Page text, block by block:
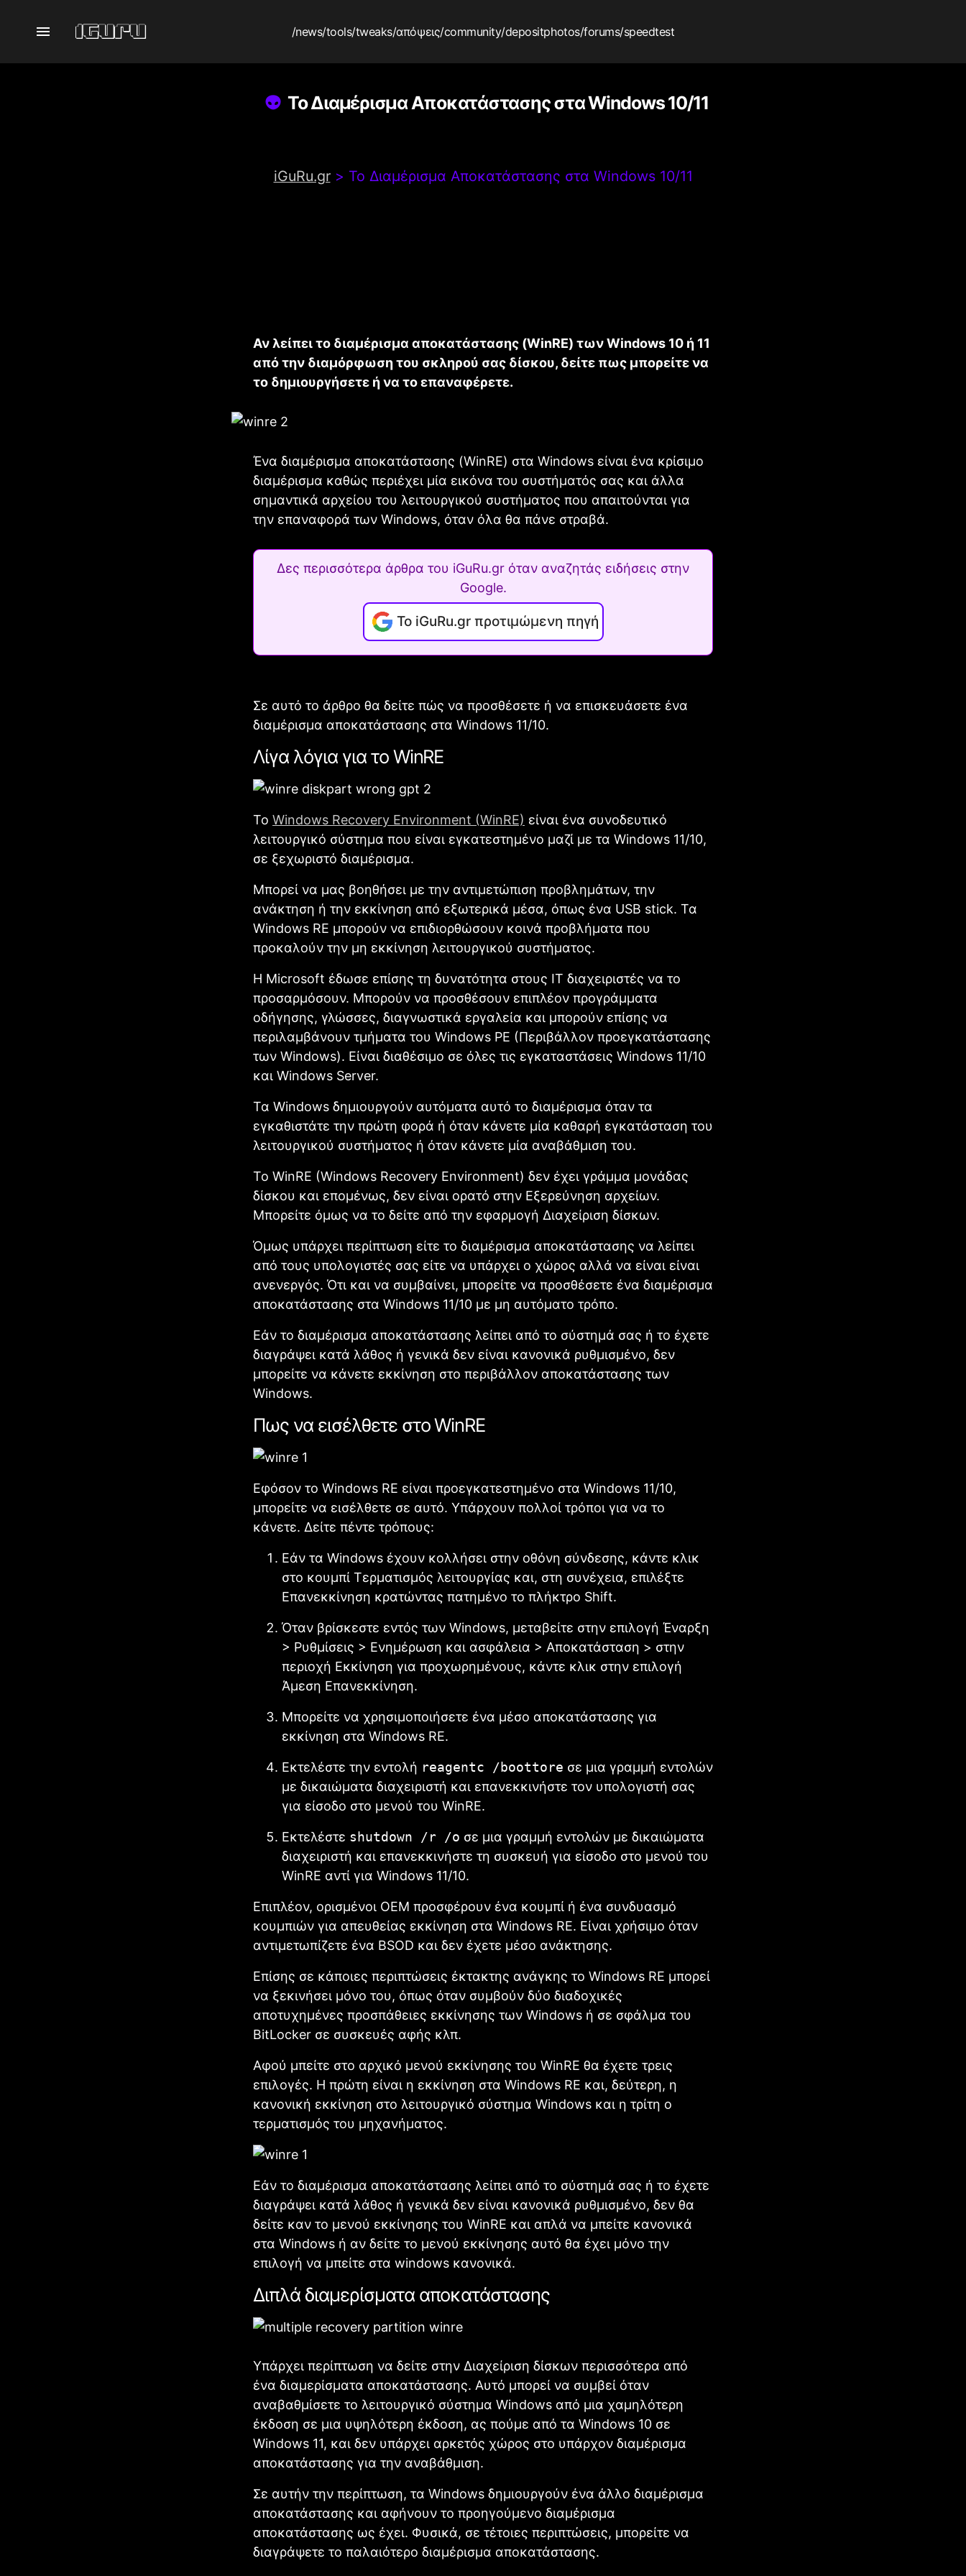
/news/tools/tweaks/απόψεις/community/depositphotos/forums/speedtest
Το Διαμέρισμα Αποκατάστασης στα Windows 10/11
iGuRu.gr> Το Διαμέρισμα Αποκατάστασης στα Windows 10/11
Αν λείπει το διαμέρισμα αποκατάστασης (WinRE) των Windows 10 ή 11
από την διαμόρφωση του σκληρού σας δίσκου, δείτε πως μπορείτε να
το δημιουργήσετε ή να το επαναφέρετε.
Ένα διαμέρισμα αποκατάστασης (WinRE) στα Windows είναι ένα κρίσιμο
διαμέρισμα καθώς περιέχει μία εικόνα του συστήματός σας και άλλα
σημαντικά αρχείου του λειτουργικού συστήματος που απαιτούνται για
την επαναφορά των Windows, όταν όλα θα πάνε στραβά.
Δες περισσότερα άρθρα του iGuRu.gr όταν αναζητάς ειδήσεις στην
Google.
Το iGuRu.gr προτιμώμενη πηγή
Σε αυτό το άρθρο θα δείτε πώς να προσθέσετε ή να επισκευάσετε ένα
διαμέρισμα αποκατάστασης στα Windows 11/10.
Λίγα λόγια για το WinRE
Το Windows Recovery Environment (WinRE) είναι ένα συνοδευτικό
λειτουργικό σύστημα που είναι εγκατεστημένο μαζί με τα Windows 11/10,
σε ξεχωριστό διαμέρισμα.
Μπορεί να μας βοηθήσει με την αντιμετώπιση προβλημάτων, την
ανάκτηση ή την εκκίνηση από εξωτερικά μέσα, όπως ένα USB stick. Τα
Windows RE μπορούν να επιδιορθώσουν κοινά προβλήματα που
προκαλούν την μη εκκίνηση λειτουργικού συστήματος.
Η Microsoft έδωσε επίσης τη δυνατότητα στους IT διαχειριστές να το
προσαρμόσουν. Μπορούν να προσθέσουν επιπλέον προγράμματα
οδήγησης, γλώσσες, διαγνωστικά εργαλεία και μπορούν επίσης να
περιλαμβάνουν τμήματα του Windows PE (Περιβάλλον προεγκατάστασης
των Windows). Είναι διαθέσιμο σε όλες τις εγκαταστάσεις Windows 11/10
και Windows Server.
Τα Windows δημιουργούν αυτόματα αυτό το διαμέρισμα όταν τα
εγκαθιστάτε την πρώτη φορά ή όταν κάνετε μία καθαρή εγκατάσταση του
λειτουργικού συστήματος ή όταν κάνετε μία αναβάθμιση του.
Το WinRE (Windows Recovery Environment) δεν έχει γράμμα μονάδας
δίσκου και επομένως, δεν είναι ορατό στην Εξερεύνηση αρχείων.
Μπορείτε όμως να το δείτε από την εφαρμογή Διαχείριση δίσκων.
Όμως υπάρχει περίπτωση είτε το διαμέρισμα αποκατάστασης να λείπει
από τους υπολογιστές σας είτε να υπάρχει ο χώρος αλλά να είναι είναι
ανενεργός. Ότι και να συμβαίνει, μπορείτε να προσθέσετε ένα διαμέρισμα
αποκατάστασης στα Windows 11/10 με μη αυτόματο τρόπο.
Εάν το διαμέρισμα αποκατάστασης λείπει από το σύστημά σας ή το έχετε
διαγράψει κατά λάθος ή γενικά δεν είναι κανονικά ρυθμισμένο, δεν
μπορείτε να κάνετε εκκίνηση στο περιβάλλον αποκατάστασης των
Windows.
Πως να εισέλθετε στο WinRE
Εφόσον το Windows RE είναι προεγκατεστημένο στα Windows 11/10,
μπορείτε να εισέλθετε σε αυτό. Υπάρχουν πολλοί τρόποι για να το
κάνετε. Δείτε πέντε τρόπους:
Εάν τα Windows έχουν κολλήσει στην οθόνη σύνδεσης, κάντε κλικ
στο κουμπί Τερματισμός λειτουργίας και, στη συνέχεια, επιλέξτε
Επανεκκίνηση κρατώντας πατημένο το πλήκτρο Shift.
Όταν βρίσκεστε εντός των Windows, μεταβείτε στην επιλογή Έναρξη
> Ρυθμίσεις > Ενημέρωση και ασφάλεια > Αποκατάσταση > στην
περιοχή Εκκίνηση για προχωρημένους, κάντε κλικ στην επιλογή
Άμεση Επανεκκίνηση.
Μπορείτε να χρησιμοποιήσετε ένα μέσο αποκατάστασης για
εκκίνηση στα Windows RE.
Εκτελέστε την εντολή reagentc /boottore σε μια γραμμή εντολών
με δικαιώματα διαχειριστή και επανεκκινήστε τον υπολογιστή σας
για είσοδο στο μενού του WinRE.
Εκτελέστε shutdown /r /o σε μια γραμμή εντολών με δικαιώματα
διαχειριστή και επανεκκινήστε τη συσκευή για είσοδο στο μενού του
WinRE αντί για Windows 11/10.
Επιπλέον, ορισμένοι OEM προσφέρουν ένα κουμπί ή ένα συνδυασμό
κουμπιών για απευθείας εκκίνηση στα Windows RE. Είναι χρήσιμο όταν
αντιμετωπίζετε ένα BSOD και δεν έχετε μέσο ανάκτησης.
Επίσης σε κάποιες περιπτώσεις έκτακτης ανάγκης το Windows RE μπορεί
να ξεκινήσει μόνο του, όπως όταν συμβούν δύο διαδοχικές
αποτυχημένες προσπάθειες εκκίνησης των Windows ή σε σφάλμα του
BitLocker σε συσκευές αφής κλπ.
Αφού μπείτε στο αρχικό μενού εκκίνησης του WinRE θα έχετε τρεις
επιλογές. Η πρώτη είναι η εκκίνηση στα Windows RE και, δεύτερη, η
κανονική εκκίνηση στο λειτουργικό σύστημα Windows και η τρίτη ο
τερματισμός του μηχανήματος.
Εάν το διαμέρισμα αποκατάστασης λείπει από το σύστημά σας ή το έχετε
διαγράψει κατά λάθος ή γενικά δεν είναι κανονικά ρυθμισμένο, δεν θα
δείτε καν το μενού εκκίνησης του WinRE και απλά να μπείτε κανονικά
στα Windows ή αν δείτε το μενού εκκίνησης αυτό θα έχει μόνο την
επιλογή να μπείτε στα windows κανονικά.
Διπλά διαμερίσματα αποκατάστασης
Υπάρχει περίπτωση να δείτε στην Διαχείριση δίσκων περισσότερα από
ένα διαμερίσματα αποκατάστασης. Αυτό μπορεί να συμβεί όταν
αναβαθμίσετε το λειτουργικό σύστημα Windows από μια χαμηλότερη
έκδοση σε μια υψηλότερη έκδοση, ας πούμε από τα Windows 10 σε
Windows 11, και δεν υπάρχει αρκετός χώρος στο υπάρχον διαμέρισμα
αποκατάστασης για την αναβάθμιση.
Σε αυτήν την περίπτωση, τα Windows δημιουργούν ένα άλλο διαμέρισμα
αποκατάστασης και αφήνουν το προηγούμενο διαμέρισμα
αποκατάστασης ως έχει. Φυσικά, σε τέτοιες περιπτώσεις, μπορείτε να
διαγράψετε το παλαιότερο διαμέρισμα αποκατάστασης.